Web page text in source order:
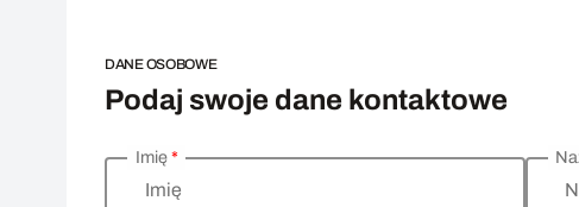
DANE OSOBOWE
Podaj swoje dane kontaktowe
Wprowadź swoje dane osobowe
Imię
Imię*